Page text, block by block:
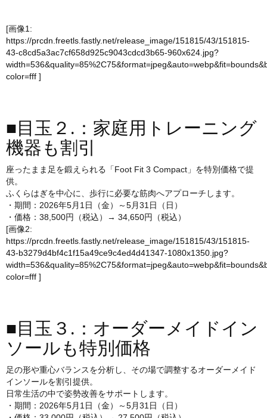
[画像1:
https://prcdn.freetls.fastly.net/release_image/151815/43/151815-
43-c8cd5a3ac7cf658d925c9043cdcd3b65-960x624.jpg?
color=fff ]
■目玉２.：家庭用トレーニング
機器も割引
座ったまま足を鍛えられる「Foot Fit 3 Compact」を特別価格で提
供。
ふくらはぎを中心に、歩行に必要な筋肉へアプローチします。
・期間：2026年5月1日（金）～5月31日（日）
・価格：38,500円（税込）→ 34,650円（税込）
[画像2:
https://prcdn.freetls.fastly.net/release_image/151815/43/151815-
43-b3279d4bf4c1f15a49ce9c4ed4d41347-1080x1350.jpg?
color=fff ]
■目玉３.：オーダーメイドイン
ソールも特別価格
足の形や重心バランスを分析し、その場で調整するオーダーメイド
インソールを割引提供。
日常生活の中で姿勢改善をサポートします。
・期間：2026年5月1日（金）～5月31日（日）